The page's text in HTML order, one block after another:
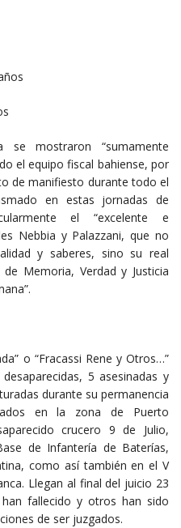
se mostraron “sumamente
el equipo fiscal bahiense, por
de manifiesto durante todo el
en estas jornadas de
el “excelente e
Nebbia y Palazzani, que no
y saberes, sino su real
Memoria, Verdad y Justicia
o “Fracassi Rene y Otros…”
5 asesinadas y
durante su permanencia
en la zona de Puerto
crucero 9 de Julio,
de Infantería de Baterías,
como así también en el V
Llegan al final del juicio 23
fallecido y otros han sido
de ser juzgados.